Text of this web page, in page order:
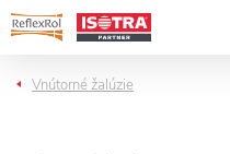
Vnútorné žalúzie